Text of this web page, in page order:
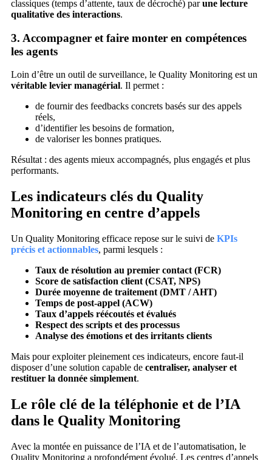
classiques (temps d’attente, taux de décroché) parune lecture
qualitative des interactions.
3. Accompagner et faire monter en compétences
les agents
Loin d’être un outil de surveillance, le Quality Monitoring est un
véritable levier managérial. Il permet :
de fournir des feedbacks concrets basés sur des appels
réels,
d’identifier les besoins de formation,
de valoriser les bonnes pratiques.
Résultat : des agents mieux accompagnés, plus engagés et plus
performants.
Les indicateurs clés du Quality
Monitoring en centre d’appels
Un Quality Monitoring efficace repose sur le suivi de KPIs
précis et actionnables, parmi lesquels :
Taux de résolution au premier contact (FCR)
Score de satisfaction client (CSAT, NPS)
Durée moyenne de traitement (DMT / AHT)
Temps de post-appel (ACW)
Taux d’appels réécoutés et évalués
Respect des scripts et des processus
Analyse des émotions et des irritants clients
Mais pour exploiter pleinement ces indicateurs, encore faut-il
disposer d’une solution capable de centraliser, analyser et
restituer la donnée simplement.
Le rôle clé de la téléphonie et de l’IA
dans le Quality Monitoring
Avec la montée en puissance de l’IA et de l’automatisation, le
Quality Monitoring a profondément évolué. Les centres d’appels